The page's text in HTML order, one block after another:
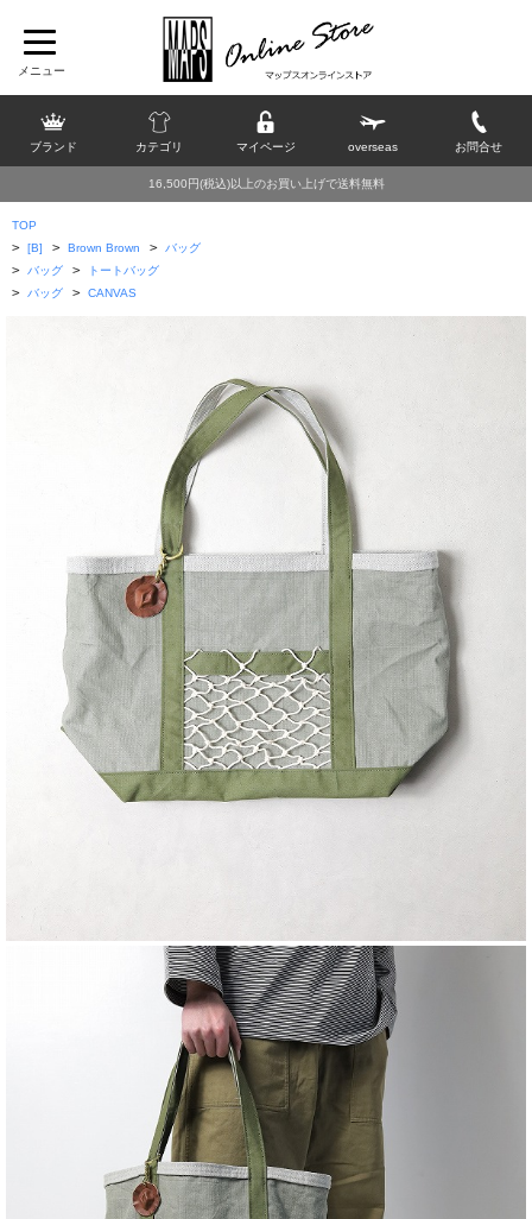
ブランド カテゴリ マイページ overseas お問合せ
16,500円(税込)以上のお買い上げで送料無料
TOP
> [B] > Brown Brown > バッグ
> バッグ > トートバッグ
> バッグ > CANVAS